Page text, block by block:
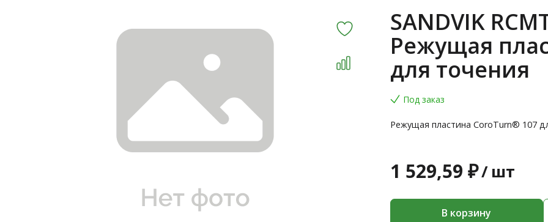
SANDVIK
Режущая
для точения
Под заказ
Режущая пластина CoroTurn® 107
1 529,59 ₽/ шт
В корзину